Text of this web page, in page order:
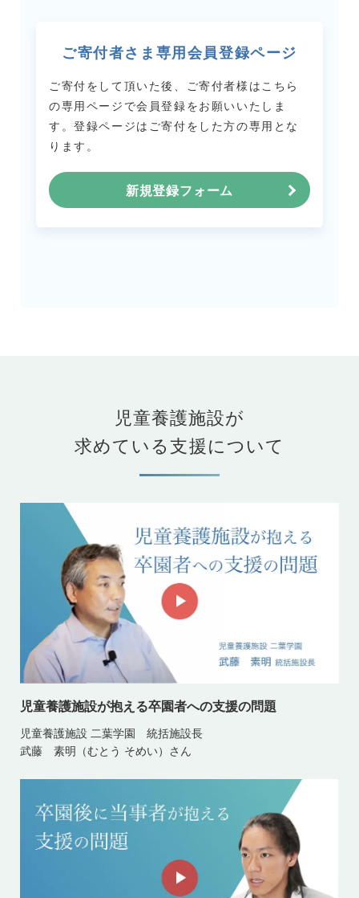
ご寄付者さま専用会員登録ページ
ご寄付をして頂いた後、ご寄付者様はこちら
の専用ページで会員登録をお願いいたしま
す。登録ページはご寄付をした方の専用とな
ります。
新規登録フォーム
児童養護施設が
求めている支援について
児童養護施設が抱える卒園者への支援の問題
児童養護施設 二葉学園 統括施設長
武藤 素明（むとう そめい）さん